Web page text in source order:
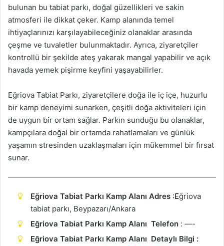
bulunan bu tabiat parkı, doğal güzellikleri ve sakin
atmosferi ile dikkat çeker. Kamp alanında temel
ihtiyaçlarınızı karşılayabileceğiniz olanaklar arasında
çeşme ve tuvaletler bulunmaktadır. Ayrıca, ziyaretçiler
kontrollü bir şekilde ateş yakarak mangal yapabilir ve açık
havada yemek pişirme keyfini yaşayabilirler.
Eğriova Tabiat Parkı, ziyaretçilere doğa ile iç içe, huzurlu
bir kamp deneyimi sunarken, çeşitli doğa aktiviteleri için
de uygun bir ortam sağlar. Parkın sunduğu bu olanaklar,
kampçılara doğal bir ortamda rahatlamaları ve günlük
yaşamın stresinden uzaklaşmaları için mükemmel bir fırsat
sunar.
Eğriova Tabiat Parkı Kamp Alanı Adres :Eğriova
tabiat parkı, Beypazarı/Ankara
Eğriova Tabiat Parkı Kamp Alanı Telefon : —-
Eğriova Tabiat Parkı Kamp Alanı Detaylı Bilgi :